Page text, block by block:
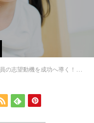
機を成功へ導く！採用を勝ち取る書き方とポイント